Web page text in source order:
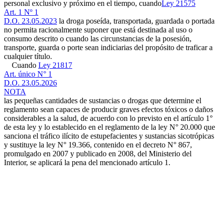
personal exclusivo y próximo en el tiempo, cuandoLey 21575
Art. 1 Nº 1
D.O. 23.05.2023 la droga poseída, transportada, guardada o portada
no permita racionalmente suponer que está destinada al uso o
consumo descrito o cuando las circunstancias de la posesión,
transporte, guarda o porte sean indiciarias del propósito de traficar a
cualquier título.
Cuando Ley 21817
Art. único N° 1
D.O. 23.05.2026
NOTA
las pequeñas cantidades de sustancias o drogas que determine el
reglamento sean capaces de producir graves efectos tóxicos o daños
considerables a la salud, de acuerdo con lo previsto en el artículo 1°
de esta ley y lo establecido en el reglamento de la ley N° 20.000 que
sanciona el tráfico ilícito de estupefacientes y sustancias sicotrópicas
y sustituye la ley N° 19.366, contenido en el decreto N° 867,
promulgado en 2007 y publicado en 2008, del Ministerio del
Interior, se aplicará la pena del mencionado artículo 1.